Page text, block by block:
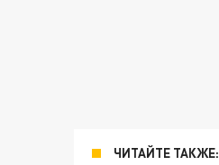
ЧИТАЙТЕ ТАКЖЕ: